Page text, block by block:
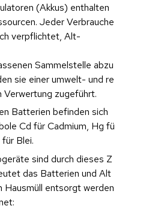
(Akkus) enthalten
Jeder Verbrauche
verpflichtet, Alt-
Sammelstelle abzu
sie einer umwelt- und re
Verwertung zugeführt.
Batterien befinden sich
Cd für Cadmium, Hg fü
Blei.
sind durch dieses Z
das Batterien und Alt
Hausmüll entsorgt werden